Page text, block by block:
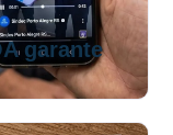
garante